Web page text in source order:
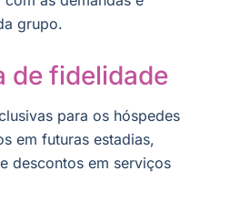
grupo.
de fidelidade
para os hóspedes
em futuras estadias,
descontos em serviços